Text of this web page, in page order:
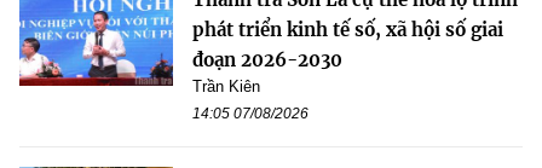
phát triển kinh tế số, xã hội số giai
đoạn 2026-2030
Trần Kiên
14:05 07/08/2026